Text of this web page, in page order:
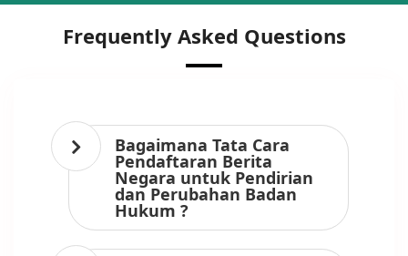
Frequently Asked Questions
Bagaimana Tata Cara
Pendaftaran Berita
Negara untuk Pendirian
dan Perubahan Badan
Hukum ?